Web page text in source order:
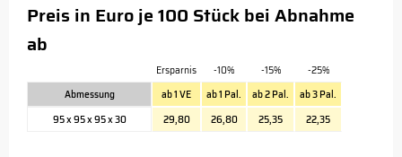
Preis in Euro je 100 Stück bei Abnahme
ab
Ersparnis -10% -15%
-25%
Abmessung
ab 1 VE ab 1 Pal. ab 2 Pal.
ab 3 Pal.
95 x 95 x 95 x 30
29,80 26,80 25,35 22,35